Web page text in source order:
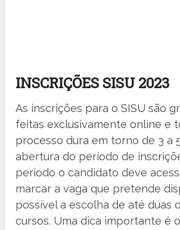
INSCRIÇÕES SISU 2023
As inscrições para o SISU são
feitas exclusivamente online e
processo dura em torno de 3 a
abertura do período de
período o candidato deve
marcar a vaga que pretende
possível a escolha de até duas
cursos. Uma dica importante é